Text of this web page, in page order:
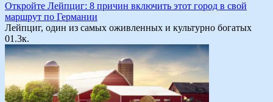
Откройте Лейпциг: 8 причин включить этот город в свой
маршрут по Германии
Лейпциг, один из самых оживленных и культурно богатых
01.3к.